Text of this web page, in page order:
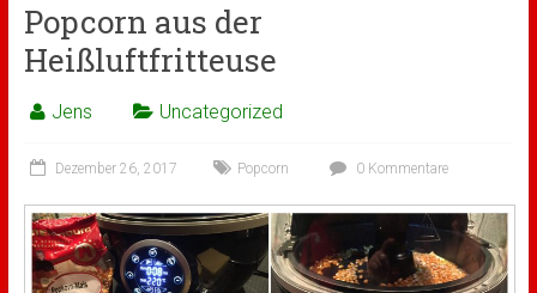
Popcorn aus der
Heißluftfritteuse
Jens Uncategorized
Dezember 26, 2017 Popcorn 0 Kommentare